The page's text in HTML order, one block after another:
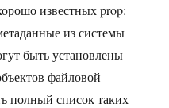
известных prop:
из системы
быть установлены
файловой
полный список таких